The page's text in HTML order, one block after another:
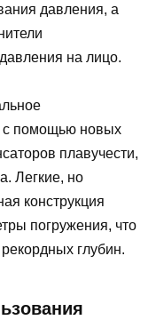
давления, а
на лицо.
с помощью новых
плавучести,
Легкие, но
конструкция
погружения, что
глубин.